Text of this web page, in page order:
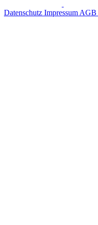
Datenschutz Impressum AGB